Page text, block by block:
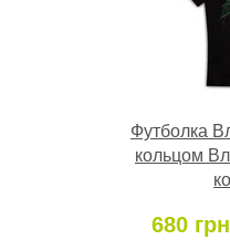
Футболка
кольцом
680 грн